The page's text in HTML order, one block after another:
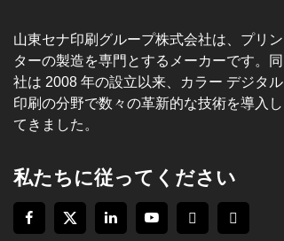
山東セナ印刷グループ株式会社は、プリン
ターの製造を専門とするメーカーです。同
社は 2008 年の設立以来、カラー デジタル
印刷の分野で数々の革新的な技術を導入し
てきました。
私たちに従ってください